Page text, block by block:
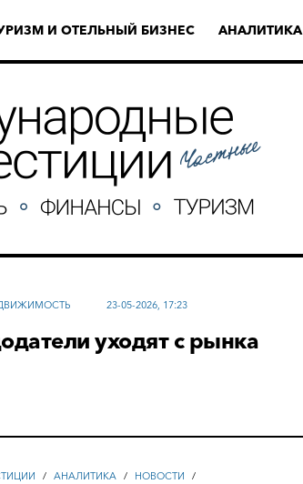
И ОТЕЛЬНЫЙ БИЗНЕС АНАЛИТИКА
23-05-2026, 17:23
уходят с рынка
/ АНАЛИТИКА / НОВОСТИ
/